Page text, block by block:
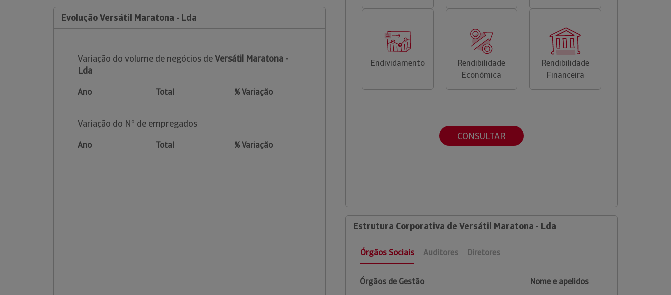
Evolução Versátil Maratona - Lda
Variação do volume de negócios deVersátil Maratona -
Lda
Ano Total % Variação
Variação do Nº de empregados
Ano Total % Variação
Endividamento
Rendibilidade
Económica
Rendibilidade
Financeira
CONSULTAR
Estrutura Corporativa de Versátil Maratona - Lda
Órgãos Sociais Auditores Diretores
Órgãos de Gestão Nome e apelidos